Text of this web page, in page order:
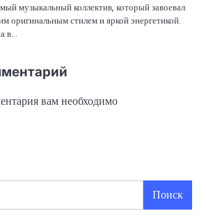
музыкальный коллектив, который завоевал
оригинальным стилем и яркой энергетикой.
в…
вам необходимо
Поиск